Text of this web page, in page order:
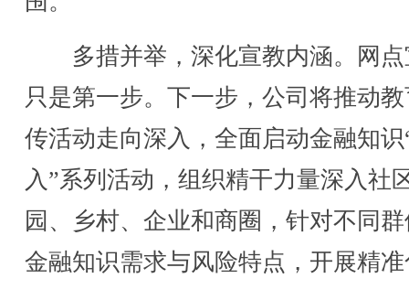
多措并举，深化宣教内涵。网点
只是第一步。下一步，公司将推动
传活动走向深入，全面启动金融知识
入”系列活动，组织精干力量深入社
园、乡村、企业和商圈，针对不同
金融知识需求与风险特点，开展精